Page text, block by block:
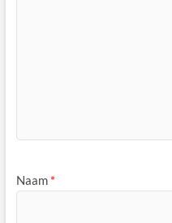
Naam *